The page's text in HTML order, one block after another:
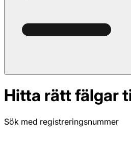
Hitta rätt fälgar
Sök med registreringsnummer